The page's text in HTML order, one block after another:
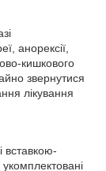
анорексії,
кишкового
звернутися
лікування
вставкою-